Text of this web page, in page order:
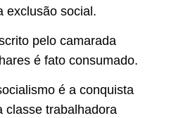
exclusão social.
pelo camarada
é fato consumado.
é a conquista
classe trabalhadora